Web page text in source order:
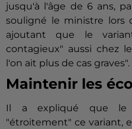
jusqu'à l'âge de 6 ans,
souligné le ministre lors
ajoutant que le
contagieux" aussi chez
l'on ait plus de cas graves".
Maintenir les
Il a expliqué que le
"étroitement" ce variant,